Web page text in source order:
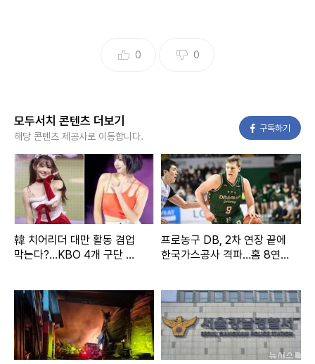
원헌드레드가 일본 AV배우와 사적인 만남을 가진 더보이즈
멤버 주학년을 최근 퇴출한 것에 대해 다시 한 번 사과했다.
및 태도 전반에 대한 관리 체계를 강화하고, 윤리 의식 제고를
위한 교육과 내부 시스템 정비에 힘쓰겠다"고 했다.
차가원 원헌드레드 회장은 18일 "최근 당사 소속 아티스트 및
0 0
모두서치 콘텐츠 더보기
해당 콘텐츠 제공사로 이동합니다.
구독하기
韓 치어리더 대만 활동 겸업
막는다?…KBO 4개 구단 논
프로농구 DB, 2차 연장 끝에
한국가스공사 격파…홈 8연